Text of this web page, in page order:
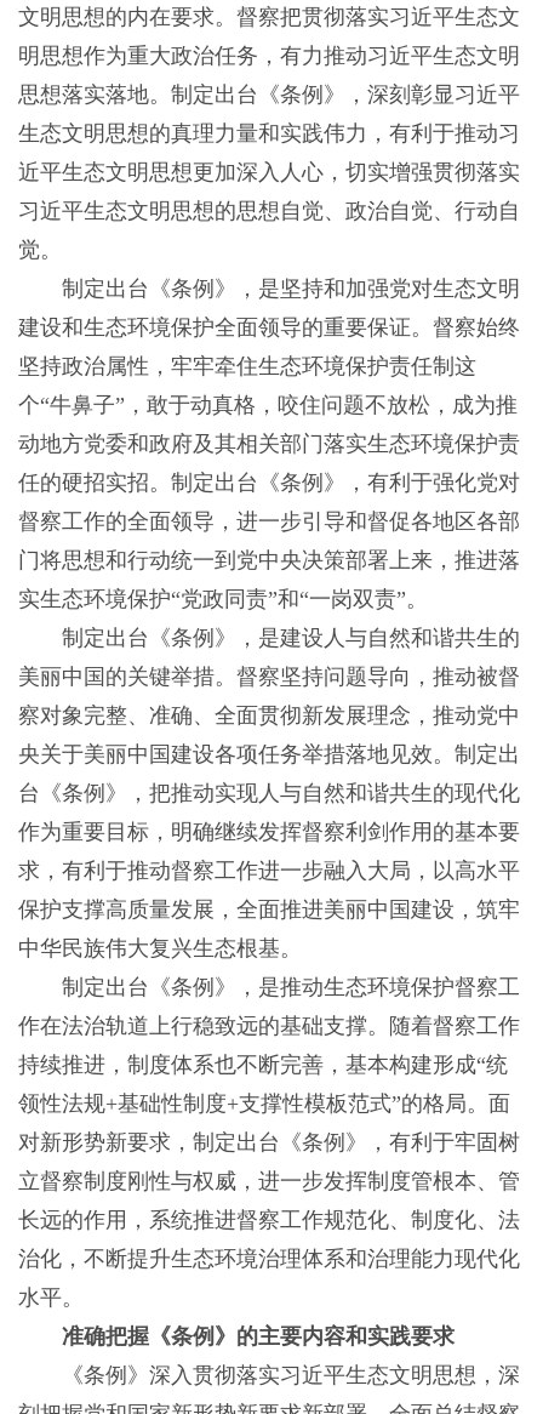
文明思想的内在要求。督察把贯彻落实习近平生态文
明思想作为重大政治任务，有力推动习近平生态文明
思想落实落地。制定出台《条例》，深刻彰显习近平
生态文明思想的真理力量和实践伟力，有利于推动习
近平生态文明思想更加深入人心，切实增强贯彻落实
习近平生态文明思想的思想自觉、政治自觉、行动自
觉。
制定出台《条例》，是坚持和加强党对生态文明
建设和生态环境保护全面领导的重要保证。督察始终
坚持政治属性，牢牢牵住生态环境保护责任制这
个“牛鼻子”，敢于动真格，咬住问题不放松，成为推
动地方党委和政府及其相关部门落实生态环境保护责
任的硬招实招。制定出台《条例》，有利于强化党对
督察工作的全面领导，进一步引导和督促各地区各部
门将思想和行动统一到党中央决策部署上来，推进落
实生态环境保护“党政同责”和“一岗双责”。
制定出台《条例》，是建设人与自然和谐共生的
美丽中国的关键举措。督察坚持问题导向，推动被督
察对象完整、准确、全面贯彻新发展理念，推动党中
央关于美丽中国建设各项任务举措落地见效。制定出
台《条例》，把推动实现人与自然和谐共生的现代化
作为重要目标，明确继续发挥督察利剑作用的基本要
求，有利于推动督察工作进一步融入大局，以高水平
保护支撑高质量发展，全面推进美丽中国建设，筑牢
中华民族伟大复兴生态根基。
制定出台《条例》，是推动生态环境保护督察工
作在法治轨道上行稳致远的基础支撑。随着督察工作
持续推进，制度体系也不断完善，基本构建形成“统
领性法规+基础性制度+支撑性模板范式”的格局。面
对新形势新要求，制定出台《条例》，有利于牢固树
立督察制度刚性与权威，进一步发挥制度管根本、管
长远的作用，系统推进督察工作规范化、制度化、法
治化，不断提升生态环境治理体系和治理能力现代化
水平。
准确把握《条例》的主要内容和实践要求
《条例》深入贯彻落实习近平生态文明思想，深